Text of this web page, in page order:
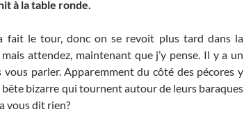
à la table ronde.
fait le tour, donc on se revoit plus tard dans la
attendez, maintenant que j’y pense. Il y a un
vous parler. Apparemment du côté des pécores y
bizarre qui tournent autour de leurs baraques
vous dit rien?